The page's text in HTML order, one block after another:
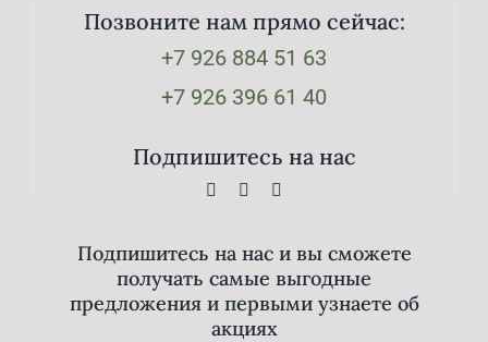
Позвоните нам прямо сейчас:
+7 926 884 51 63
+7 926 396 61 40
Подпишитесь на нас
Подпишитесь на нас и вы сможете
получать самые выгодные
предложения и первыми узнаете об
акциях